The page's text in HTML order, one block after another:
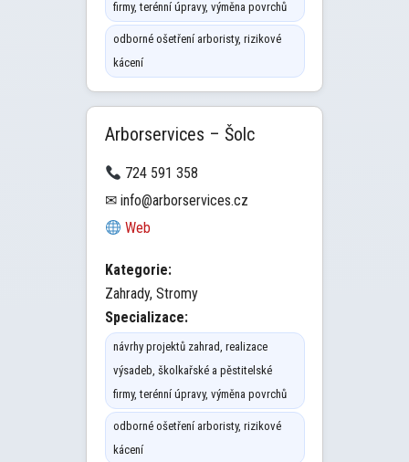
firmy, terénní úpravy, výměna povrchů
odborné ošetření arboristy, rizikové
kácení
Arborservices – Šolc
724 591 358
✉ info@arborservices.cz
Web
Kategorie:
Zahrady, Stromy
Specializace:
návrhy projektů zahrad, realizace
výsadeb, školkařské a pěstitelské
firmy, terénní úpravy, výměna povrchů
odborné ošetření arboristy, rizikové
kácení